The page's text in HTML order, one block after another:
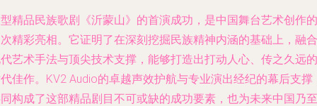
精品民族歌剧《沂蒙山》的首演成功，是中国舞台艺术创作的
精彩亮相。它证明了在深刻挖掘民族精神内涵的基础上，融合
艺术手法与顶尖技术支撑，能够打造出打动人心、传之久远的
佳作。KV2 Audio的卓越声效护航与专业演出经纪的幕后支撑
构成了这部精品剧目不可或缺的成功要素，也为未来中国乃至